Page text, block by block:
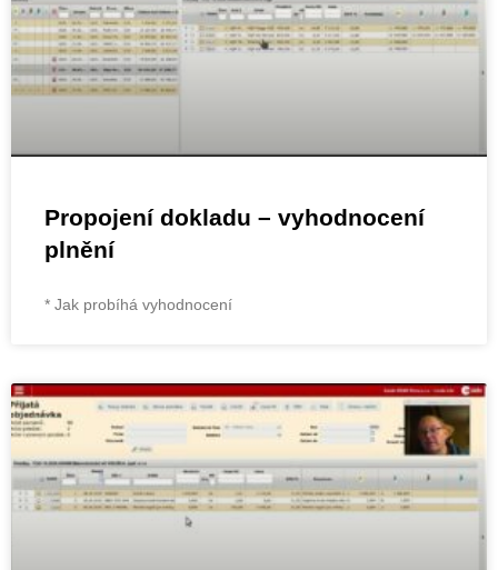
Propojení dokladu – vyhodnocení
plnění
* Jak probíhá vyhodnocení